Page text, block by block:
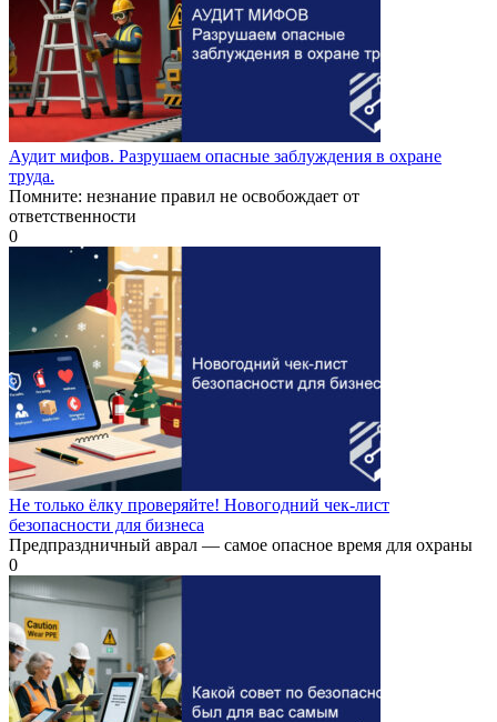
Аудит мифов. Разрушаем опасные заблуждения в охране
труда.
Помните: незнание правил не освобождает от
ответственности
0
Не только ёлку проверяйте! Новогодний чек-лист
безопасности для бизнеса
Предпраздничный аврал — самое опасное время для охраны
0